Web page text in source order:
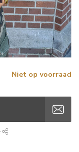
Niet op voorraad